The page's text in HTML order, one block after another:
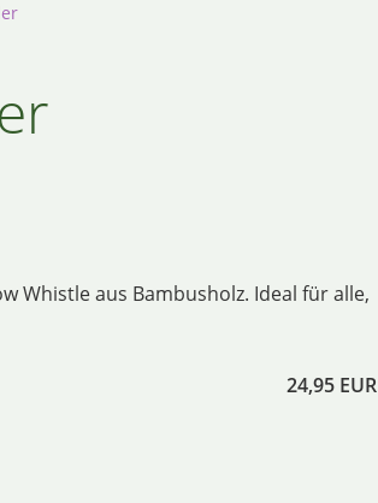
Whistle aus Bambusholz. Ideal für alle,
24,95 EUR